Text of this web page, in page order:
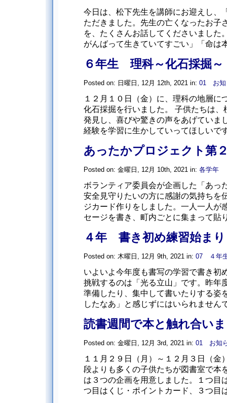
今日は、松下先生を講師にお迎えし、
ただきました。先生の亡くなったお子
を、たくさんお話してくださいました
がんばって生きていてすごい」「命は
６年生 理科～化石採掘～
Posted on: 日曜日, 12月 12th, 2021 in: 01 お知
１２月１０日（金）に、理科の地層に
化石採掘を行いました。 子供たちは
発見し、喜びや驚きの声をあげて
経験を学習に生かしていってほしいで
あったかプロジェクト第
Posted on: 金曜日, 12月 10th, 2021 in: 各学年
ボランティア委員会が企画した「あっ
安全見守りたいの方に感謝の気持ちを
ジカード作りをしました。一人一人が
セージを書き、町内ごとに集まって貼
４年 書き初め練習始ま
Posted on: 木曜日, 12月 9th, 2021 in: 07 ４年
いよいよ今年度も書写の学習で書き初
挑戦するのは「光る立山」です。昨年
準備したり、集中して書いたりする姿
したなあ」と感じずにはいられません
読書週間で本と触れ合い
Posted on: 金曜日, 12月 3rd, 2021 in: 01 お知
１１月２９日（月）～１２月３日（金
段よりも多くの子供たちが図書室で本
は３つの企画を用意しました。１つ目
つ目はくじ・ポイントカード、３つ目